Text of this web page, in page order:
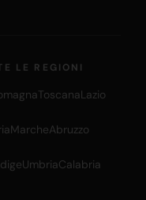
LE REGIONI
ToscanaLazio
MarcheAbruzzo
UmbriaCalabria